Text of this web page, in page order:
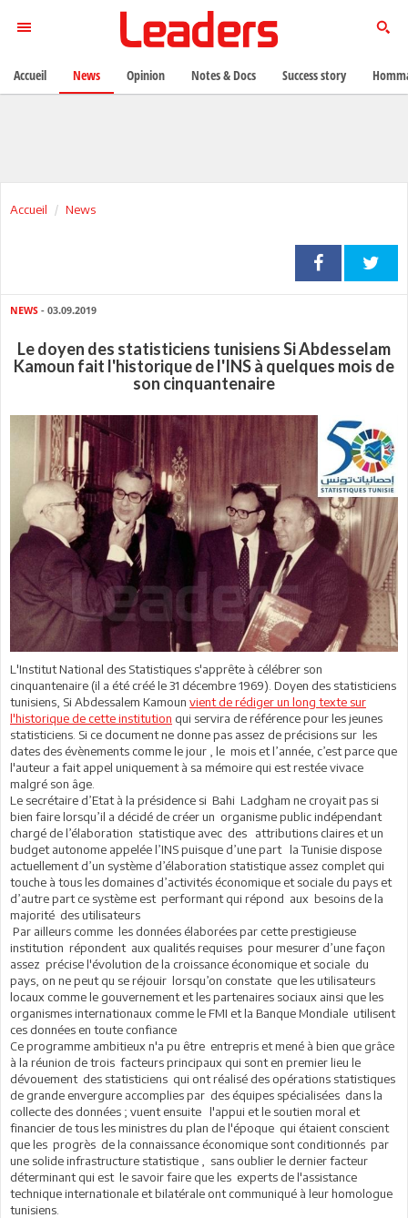
Accueil News
NEWS - 03.09.2019
Le doyen des statisticiens tunisiens Si Abdesselam
Kamoun fait l'historique de l'INS à quelques mois de
son cinquantenaire
L'Institut National des Statistiques s'apprête à célébrer son
cinquantenaire (il a été créé le 31 décembre 1969). Doyen des statisticiens
tunisiens, Si Abdessalem Kamoun vient de rédiger un long texte sur
l'historique de cette institution qui servira de référence pour les jeunes
statisticiens. Si ce document ne donne pas assez de précisions sur les
dates des évènements comme le jour , le mois et l’année, c’est parce que
l'auteur a fait appel uniquement à sa mémoire qui est restée vivace
malgré son âge.
Le secrétaire d’Etat à la présidence si Bahi Ladgham ne croyait pas si
bien faire lorsqu’il a décidé de créer un organisme public indépendant
chargé de l’élaboration statistique avec des attributions claires et un
budget autonome appelée l’INS puisque d’une part la Tunisie dispose
actuellement d’un système d’élaboration statistique assez complet qui
touche à tous les domaines d’activités économique et sociale du pays et
d’autre part ce système est performant qui répond aux besoins de la
majorité des utilisateurs
Par ailleurs comme les données élaborées par cette prestigieuse
institution répondent aux qualités requises pour mesurer d’une façon
assez précise l'évolution de la croissance économique et sociale du
pays, on ne peut qu se réjouir lorsqu’on constate que les utilisateurs
locaux comme le gouvernement et les partenaires sociaux ainsi que les
organismes internationaux comme le FMI et la Banque Mondiale utilisent
ces données en toute confiance
Ce programme ambitieux n'a pu être entrepris et mené à bien que grâce
à la réunion de trois facteurs principaux qui sont en premier lieu le
dévouement des statisticiens qui ont réalisé des opérations statistiques
de grande envergure accomplies par des équipes spécialisées dans la
collecte des données ; vuent ensuite l'appui et le soutien moral et
financier de tous les ministres du plan de l'époque qui étaient conscient
que les progrès de la connaissance économique sont conditionnés par
une solide infrastructure statistique , sans oublier le dernier facteur
déterminant qui est le savoir faire que les experts de l'assistance
technique internationale et bilatérale ont communiqué à leur homologue
tunisiens.
Accueil News Opinion Notes & Docs Success story